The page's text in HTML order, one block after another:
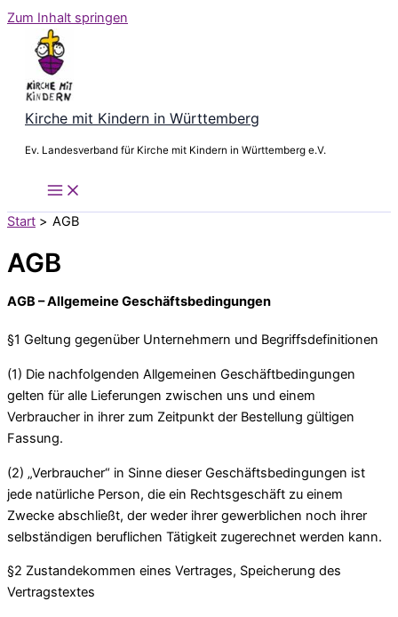
Zum Inhalt springen
Kirche mit Kindern in Württemberg
Ev. Landesverband für Kirche mit Kindern in Württemberg e.V.
Start AGB
AGB
AGB – Allgemeine Geschäftsbedingungen
§1 Geltung gegenüber Unternehmern und Begriffsdefinitionen
(1) Die nachfolgenden Allgemeinen Geschäftbedingungen
gelten für alle Lieferungen zwischen uns und einem
Verbraucher in ihrer zum Zeitpunkt der Bestellung gültigen
Fassung.
(2) „Verbraucher“ in Sinne dieser Geschäftsbedingungen ist
jede natürliche Person, die ein Rechtsgeschäft zu einem
Zwecke abschließt, der weder ihrer gewerblichen noch ihrer
selbständigen beruflichen Tätigkeit zugerechnet werden kann.
§2 Zustandekommen eines Vertrages, Speicherung des
Vertragstextes